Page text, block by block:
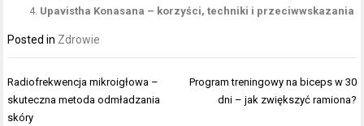
Upavistha Konasana – korzyści, techniki i przeciwwskazania
Posted in Zdrowie
Nawigacja
wpisu
Radiofrekwencja mikroigłowa –
skuteczna metoda odmładzania
skóry
Program treningowy na biceps w 30
dni – jak zwiększyć ramiona?